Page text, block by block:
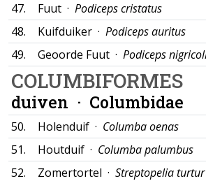
47.
Fuut · Podiceps cristatus
48.
Kuifduiker · Podiceps auritus
49.
Geoorde Fuut · Podiceps
COLUMBIFORMES
duiven · Columbidae
50. Holenduif · Columba oenas
51.
Houtduif · Columba palumbus
52.
Zomertortel · Streptopelia turtur